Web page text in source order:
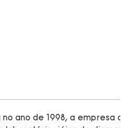
no ano de 1998, a empresa